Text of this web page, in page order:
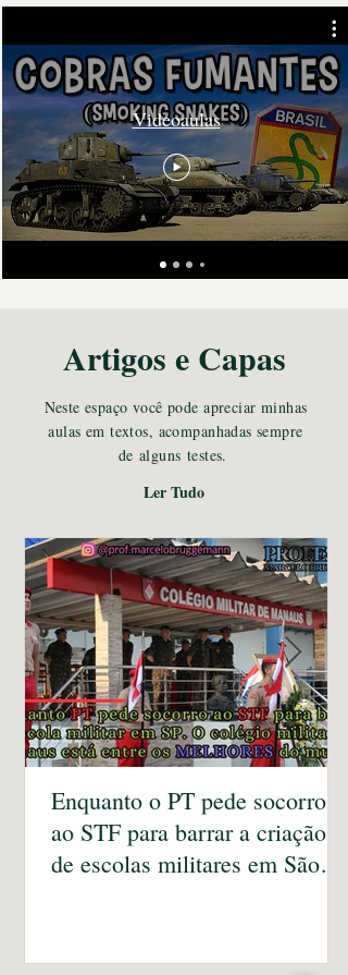
Videoaulas
Artigos e Capas
Neste espaço você pode apreciar minhas
aulas em textos, acompanhadas sempre
de alguns testes.
Ler Tudo
Enquanto o PT pede socorro
ao STF para barrar a criação
de escolas militares em São
um dos melhores do mundo